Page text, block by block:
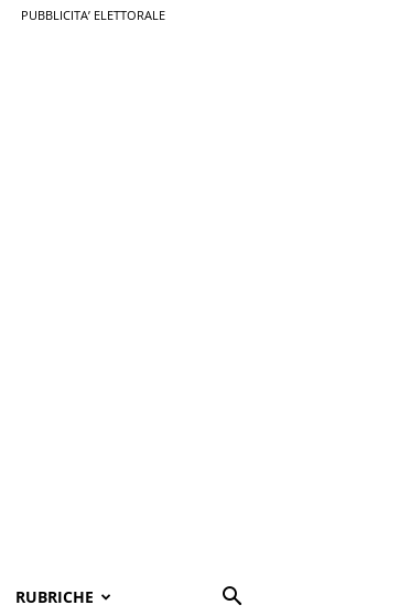
PUBBLICITA’ ELETTORALE
RUBRICHE